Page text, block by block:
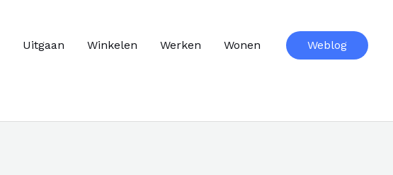
Uitgaan Winkelen Werken Wonen Weblog